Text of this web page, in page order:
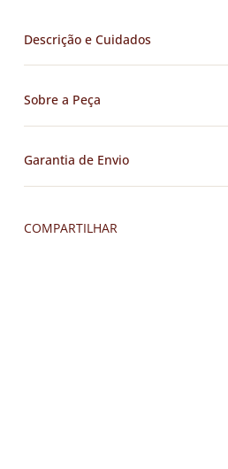
Descrição e Cuidados
Sobre a Peça
Garantia de Envio
COMPARTILHAR